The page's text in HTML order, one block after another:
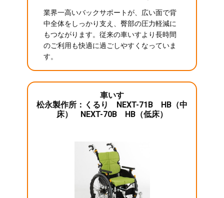
業界一高いバックサポートが、広い面で背
中全体をしっかり支え、臀部の圧力軽減に
もつながります。従来の車いすより長時間
のご利用も快適に過ごしやすくなっていま
す。
車いす
松永製作所：くるり NEXT-71B HB（中
床） NEXT-70B HB（低床）